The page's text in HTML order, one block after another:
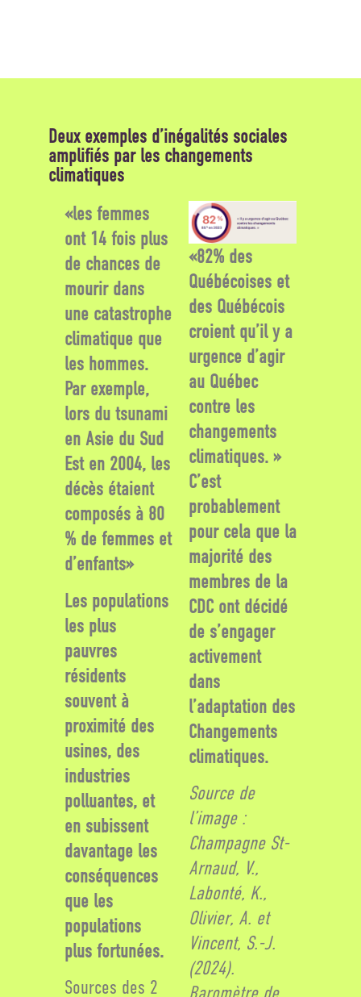
Deux exemples d’inégalités sociales
amplifiés par les changements
climatiques
«les femmes
ont 14 fois plus
de chances de
mourir dans
une catastrophe
climatique que
les hommes.
Par exemple,
lors du tsunami
en Asie du Sud
Est en 2004, les
décès étaient
composés à 80
% de femmes et
d’enfants»
Les populations
les plus
pauvres
résidents
souvent à
proximité des
usines, des
industries
polluantes, et
en subissent
davantage les
conséquences
que les
populations
plus fortunées.
Sources des 2
«82% des
Québécoises et
des Québécois
croient qu’il y a
urgence d’agir
au Québec
contre les
changements
climatiques. »
C’est
probablement
pour cela que la
majorité des
membres de la
CDC ont décidé
de s’engager
activement
dans
l’adaptation des
Changements
climatiques.
Source de
l’image :
Champagne St-
Arnaud, V.,
Labonté, K.,
Olivier, A. et
Vincent, S.-J.
(2024).